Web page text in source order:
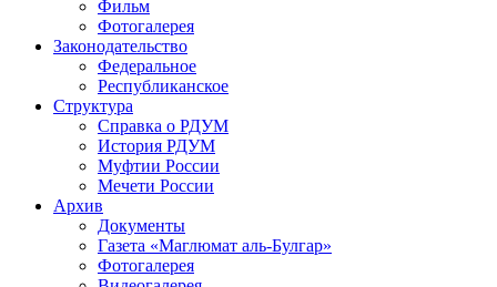
Фильм
Фотогалерея
Законодательство
Федеральное
Республиканское
Структура
Справка о РДУМ
История РДУМ
Муфтии России
Мечети России
Архив
Документы
Газета «Маглюмат аль-Булгар»
Фотогалерея